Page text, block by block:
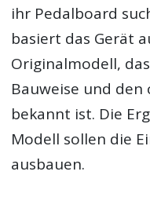
ihr Pedalboard
basiert das Gerät
Originalmodell,
Bauweise und
bekannt ist. Die
Modell sollen die
ausbauen.